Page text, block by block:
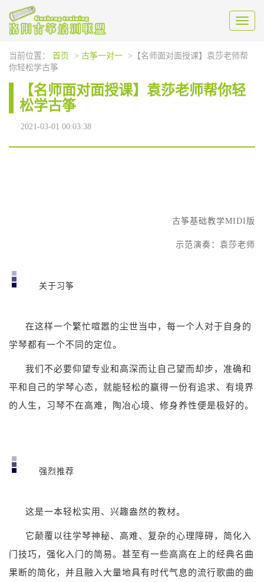
Toggle
当前位置： 首页 > 古筝一对一
>【名师面对面授课】袁莎老师帮
你轻松学古筝
【名师面对面授课】袁莎老师帮你轻
松学古筝
2021-03-01 00:03:38
古筝基础教学MIDI版
示范演奏：袁莎老师
关于习筝
在这样一个繁忙喧嚣的尘世当中，每一个人对于自身的
学琴都有一个不同的定位。
我们不必要仰望专业和高深而让自己望而却步，准确和
平和自己的学琴心态，就能轻松的赢得一份有追求、有境界
的人生，习琴不在高难，陶冶心境、修身养性便是极好的。
强烈推荐
这是一本轻松实用、兴趣盎然的教材。
它颠覆以往学琴神秘、高难、复杂的心理障碍，简化入
门技巧，强化入门的简易。甚至有一些高高在上的经典名曲
果断的简化，并且融入大量地具有时代气息的流行歌曲的曲